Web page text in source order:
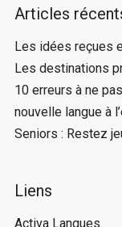
Articles
Les idées reçues
Les destinations
10 erreurs à ne
nouvelle langue à
Seniors : Restez
Liens
Activa Langues